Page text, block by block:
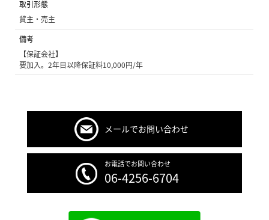
取引形態
貸主・売主
備考
【保証会社】
要加入。2年目以降保証料10,000円/年
メールでお問い合わせ
お電話でお問い合わせ
06-4256-6704